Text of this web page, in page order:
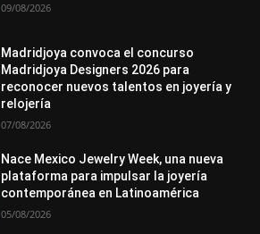
09/08/2026
Madridjoya convoca el concurso
Madridjoya Designers 2026 para
reconocer nuevos talentos en joyería y
relojería
07/08/2026
Nace Mexico Jewelry Week, una nueva
plataforma para impulsar la joyería
contemporánea en Latinoamérica
05/08/2026